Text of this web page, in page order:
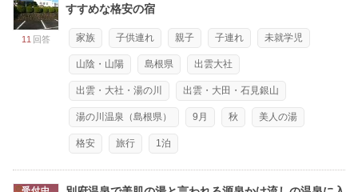
11 回答
すすめな格安の宿
家族 子供連れ 親子 子連れ 未就学児
山陰・山陽 島根県 出雲大社
出雲・大社・湯の川 出雲・大田・石見銀山
湯の川温泉（島根県） 9月 秋 美人の湯
格安 旅行 1泊